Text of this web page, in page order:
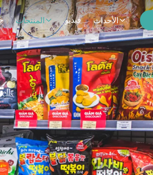
المنتجات فيديو الأحداث